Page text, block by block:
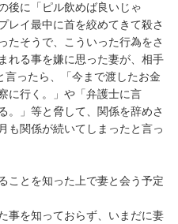
後に「ピル飲めば良いじゃ
レイ最中に首を絞めてきて殺さ
たそうで、こういった行為をさ
れる事を嫌に思った妻が、相手
ったら、「今まで渡したお金
に行く。」や「弁護士に言
。」等と脅して、関係を辞めさ
も関係が続いてしまったと言っ
ことを知った上で妻と会う予定
事を知っておらず、いまだに妻